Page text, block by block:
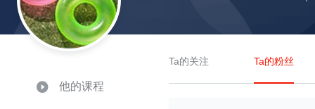
他的课程
Ta的关注 Ta的粉丝